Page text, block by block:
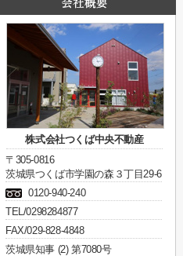
株式会社つくば中央不動産
〒305-0816
茨城県つくば市学園の森３丁目29-6
0120-940-240
TEL/0298284877
FAX/029-828-4848
茨城県知事 (2) 第7080号